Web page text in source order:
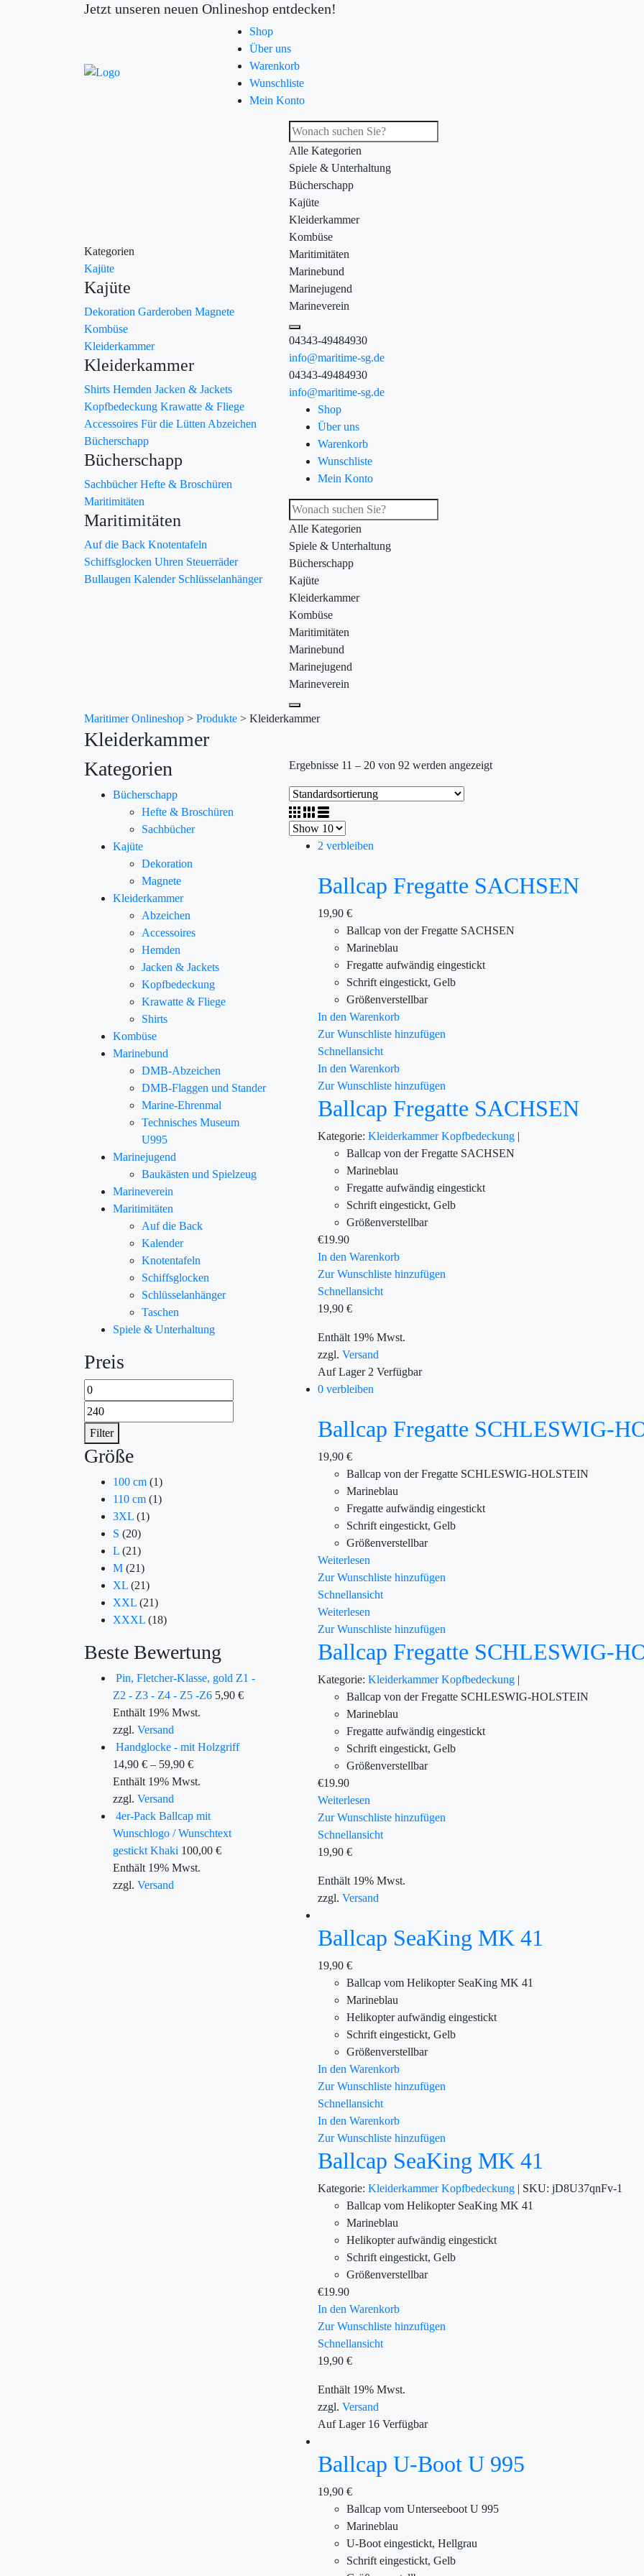
Jetzt unseren neuen Onlineshop entdecken!
Shop
Über uns
Warenkorb
Wunschliste
Mein Konto
Kategorien
Kajüte
Kajüte
Dekoration Garderoben Magnete
Kombüse
Kleiderkammer
Kleiderkammer
Shirts Hemden Jacken & Jackets
Kopfbedeckung Krawatte & Fliege
Accessoires Für die Lütten Abzeichen
Bücherschapp
Bücherschapp
SachbücherHefte & Broschüren
Maritimitäten
Maritimitäten
Auf die Back Knotentafeln
Schiffsglocken Uhren Steuerräder
Bullaugen Kalender Schlüsselanhänger
Alle Kategorien
Spiele & Unterhaltung
Bücherschapp
Kajüte
Kleiderkammer
Kombüse
Maritimitäten
Marinebund
Marinejugend
Marineverein
04343-49484930
info@maritime-sg.de
04343-49484930
info@maritime-sg.de
Shop
Über uns
Warenkorb
Wunschliste
Mein Konto
Alle Kategorien
Spiele & Unterhaltung
Bücherschapp
Kajüte
Kleiderkammer
Kombüse
Maritimitäten
Marinebund
Marinejugend
Marineverein
Maritimer Onlineshop > Produkte > Kleiderkammer
Kleiderkammer
Kategorien
Bücherschapp
Hefte & Broschüren
Sachbücher
Kajüte
Dekoration
Magnete
Kleiderkammer
Abzeichen
Accessoires
Hemden
Jacken & Jackets
Kopfbedeckung
Krawatte & Fliege
Shirts
Kombüse
Marinebund
DMB-Abzeichen
DMB-Flaggen und Stander
Marine-Ehrenmal
Technisches Museum
U995
Marinejugend
Baukästen und Spielzeug
Marineverein
Maritimitäten
Auf die Back
Kalender
Knotentafeln
Schiffsglocken
Schlüsselanhänger
Taschen
Spiele & Unterhaltung
Preis
Filter
Größe
100 cm (1)
110 cm (1)
3XL (1)
S (20)
L (21)
M (21)
XL (21)
XXL (21)
XXXL (18)
Beste Bewertung
Pin, Fletcher-Klasse, gold Z1 -
Z2 - Z3 - Z4 - Z5 -Z6 5,90 €
Enthält 19% Mwst.
zzgl. Versand
Handglocke - mit Holzgriff
14,90 € – 59,90 €
Enthält 19% Mwst.
zzgl. Versand
4er-Pack Ballcap mit
Wunschlogo / Wunschtext
gestickt Khaki 100,00 €
Enthält 19% Mwst.
zzgl. Versand
Ergebnisse 11 – 20 von 92 werden angezeigt
2 verbleiben
Ballcap Fregatte SACHSEN
19,90 €
Ballcap von der Fregatte SACHSEN
Marineblau
Fregatte aufwändig eingestickt
Schrift eingestickt, Gelb
Größenverstellbar
In den Warenkorb
Zur Wunschliste hinzufügen
Schnellansicht
In den Warenkorb
Zur Wunschliste hinzufügen
Ballcap Fregatte SACHSEN
Kategorie: KleiderkammerKopfbedeckung |
Ballcap von der Fregatte SACHSEN
Marineblau
Fregatte aufwändig eingestickt
Schrift eingestickt, Gelb
Größenverstellbar
€19.90
In den Warenkorb
Zur Wunschliste hinzufügen
Schnellansicht
19,90 €
Enthält 19% Mwst.
zzgl. Versand
Auf Lager2 Verfügbar
0 verbleiben
Ballcap Fregatte SCHLESWIG-
19,90 €
Ballcap von der Fregatte SCHLESWIG-HOLSTEIN
Marineblau
Fregatte aufwändig eingestickt
Schrift eingestickt, Gelb
Größenverstellbar
Weiterlesen
Zur Wunschliste hinzufügen
Schnellansicht
Weiterlesen
Zur Wunschliste hinzufügen
Ballcap Fregatte SCHLESWIG-
Kategorie: KleiderkammerKopfbedeckung |
Ballcap von der Fregatte SCHLESWIG-HOLSTEIN
Marineblau
Fregatte aufwändig eingestickt
Schrift eingestickt, Gelb
Größenverstellbar
€19.90
Weiterlesen
Zur Wunschliste hinzufügen
Schnellansicht
19,90 €
Enthält 19% Mwst.
zzgl. Versand
Ballcap SeaKing MK 41
19,90 €
Ballcap vom Helikopter SeaKing MK 41
Marineblau
Helikopter aufwändig eingestickt
Schrift eingestickt, Gelb
Größenverstellbar
In den Warenkorb
Zur Wunschliste hinzufügen
Schnellansicht
In den Warenkorb
Zur Wunschliste hinzufügen
Ballcap SeaKing MK 41
Kategorie: KleiderkammerKopfbedeckung | SKU: jD8U37qnFv-1
Ballcap vom Helikopter SeaKing MK 41
Marineblau
Helikopter aufwändig eingestickt
Schrift eingestickt, Gelb
Größenverstellbar
€19.90
In den Warenkorb
Zur Wunschliste hinzufügen
Schnellansicht
19,90 €
Enthält 19% Mwst.
zzgl. Versand
Auf Lager16 Verfügbar
Ballcap U-Boot U 995
19,90 €
Ballcap vom Unterseeboot U 995
Marineblau
U-Boot eingestickt, Hellgrau
Schrift eingestickt, Gelb